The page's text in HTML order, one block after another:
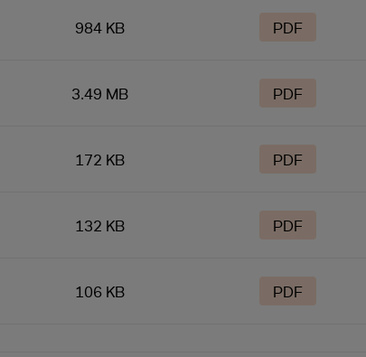
984 KB PDF
3.49 MB PDF
172 KB PDF
132 KB PDF
106 KB PDF